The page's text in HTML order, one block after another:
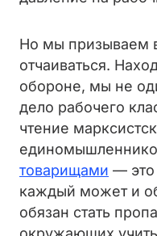
Но мы призываем
отчаиваться.
обороне, мы не
дело рабочего
чтение
товарищами — это
каждый может и
обязан стать